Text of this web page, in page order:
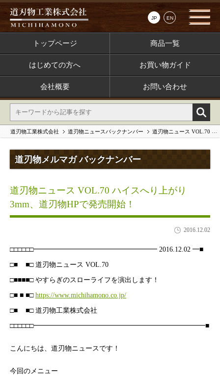
JP EN
トップページ 商品一覧
はじめての方へ お買い物ガイド
会社概要 お問い合わせ
道刃物工業株式会社 道刃物ニュースバックナンバー 道刃物ニュース VOL.70 ハイスへり上がり3mm、道刃物HPで発売開始！
道刃物メルマガ バックナンバー
道刃物ニュース VOL.70 ハイスへり上がり
3mm、道刃物HPで発売開始！
2016.12.02
□□□□□□━━━━━━━━━━━━━━━━━━ 2016.12.02 ━■
□■ ■□ 道刃物ニュース VOL.70
□■■■■□ やすらぎのスローライフを演出します！
□■ ■ ■□ https://www.michihamono.co.jp/
□■ ■□ 道刃物工業株式会社
□□□□□□━━━━━━━━━━━━━━━━━━━━━━━━━■
こんにちは、道刃物ニュースです！
今回のメニュー